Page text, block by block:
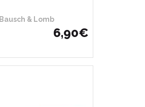
Bausch & Lomb
6,90€